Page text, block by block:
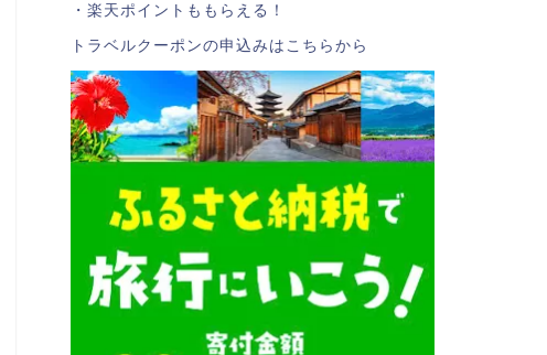
・楽天ポイントももらえる！
トラベルクーポンの申込みはこちら から